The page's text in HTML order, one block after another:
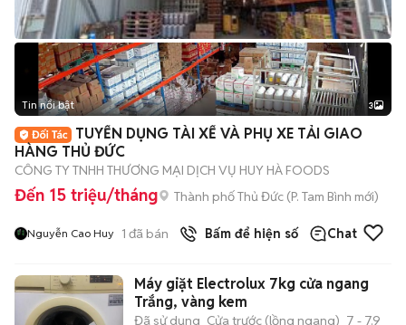
Tin nổi bật 3
TUYỂN DỤNG TÀI XẾ VÀ PHỤ XE TẢI GIAO
HÀNG THỦ ĐỨC
CÔNG TY TNHH THƯƠNG MẠI DỊCH VỤ HUY HÀ FOODS
Đến 15 triệu/tháng Thành phố Thủ Đức (P. Tam Bình mới)
Nguyễn Cao Huy 1 đã bán Bấm để hiện số Chat
Máy giặt Electrolux 7kg cửa ngang
Trắng, vàng kem
Đã sử dụng Cửa trước (lồng ngang) 7 - 7.9